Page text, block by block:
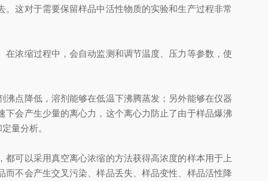
这对于需要保留样品中活性物质的实验和生产过程非常
浓缩过程中，会自动监测和调节温度、压力等参数，使
点降低，溶剂能够在低温下沸腾蒸发；另外能够在仪器
会产生少量的离心力，这个离心力防止了由于样品爆沸
量分析。
可以采用真空离心浓缩的方法获得高浓度的样本用于上
不会产生交叉污染、样品丢失、样品变性、样品活性降